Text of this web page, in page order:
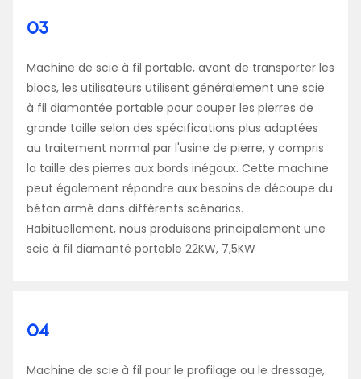
03
Machine de scie à fil portable, avant de transporter les
blocs, les utilisateurs utilisent généralement une scie
à fil diamantée portable pour couper les pierres de
grande taille selon des spécifications plus adaptées
au traitement normal par l'usine de pierre, y compris
la taille des pierres aux bords inégaux. Cette machine
peut également répondre aux besoins de découpe du
béton armé dans différents scénarios.
Habituellement, nous produisons principalement une
scie à fil diamanté portable 22KW, 7,5KW
04
Machine de scie à fil pour le profilage ou le dressage,